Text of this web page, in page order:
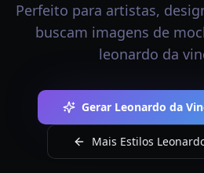
Perfeito para artistas,
buscam imagens de
leonardo da
Gerar Leonardo da
Mais Estilos